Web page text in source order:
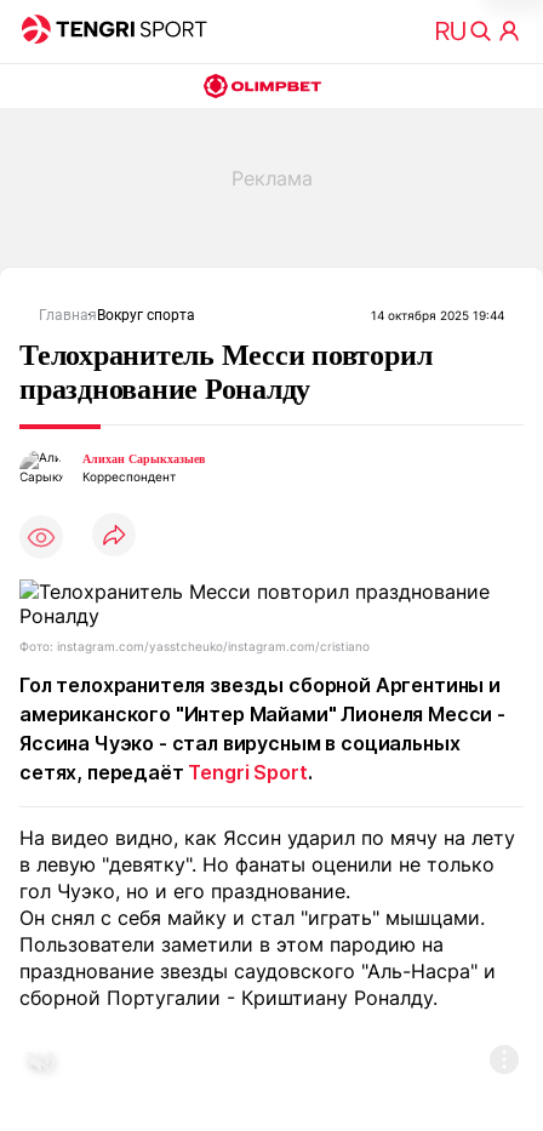
Главная Вокруг спорта 14 октября 2025 19:44
Телохранитель Месси повторил
празднование Роналду
Алихан Сарыкхазыев
Корреспондент
Фото: instagram.com/yasstcheuko/instagram.com/cristiano
Гол телохранителя звезды сборной Аргентины и
американского "Интер Майами" Лионеля Месси -
Яссина Чуэко - стал вирусным в социальных
сетях, передаёт Tengri Sport.
На видео видно, как Яссин ударил по мячу на лету
в левую "девятку". Но фанаты оценили не только
гол Чуэко, но и его празднование.
Он снял с себя майку и стал "играть" мышцами.
Пользователи заметили в этом пародию на
празднование звезды саудовского "Аль-Насра" и
сборной Португалии - Криштиану Роналду.